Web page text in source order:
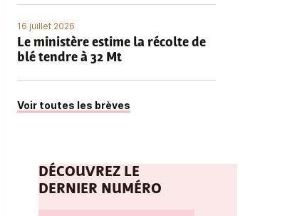
16 juillet 2026
Le ministère estime la récolte de
blé tendre à 32 Mt
Voir toutes les brèves
DÉCOUVREZ LE
DERNIER NUMÉRO